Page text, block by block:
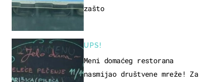
zašto
UPS!
Meni domaćeg restorana
nasmijao društvene mreže! Za